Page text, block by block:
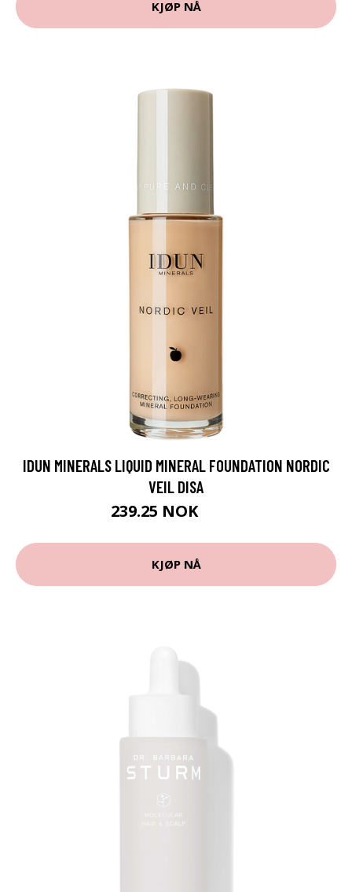
KJØP NÅ
IDUN MINERALS LIQUID MINERAL FOUNDATION NORDIC
VEIL DISA
239.25 NOK
KJØP NÅ